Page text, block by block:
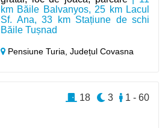
km Băile Balvanyos, 25 km Lacul
Sf. Ana, 33 km Stațiune de schi
Băile Tușnad
Pensiune Turia,Județul Covasna
1 - 60
3
18